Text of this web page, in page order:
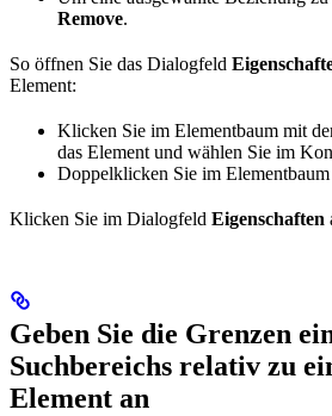
Remove.
So öffnen Sie das Dialogfeld
Element:
Klicken Sie im Elementbaum mit
das Element und wählen Sie im
Doppelklicken Sie im Elementbaum
Klicken Sie im Dialogfeld Eigenschaften
Geben Sie die Grenzen
Suchbereichs relativ zu
Element an